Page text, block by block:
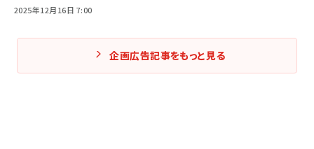
2025年12月16日 7:00
企画広告記事をもっと見る